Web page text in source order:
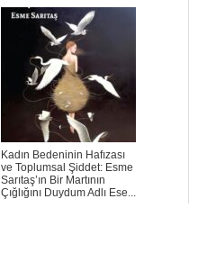
Kadın Bedeninin Hafızası
ve Toplumsal Şiddet: Esme
Sarıtaş’ın Bir Martının
Çığlığını Duydum Adlı Ese...